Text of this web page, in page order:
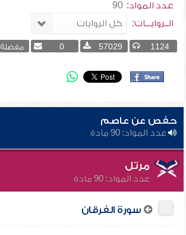
عدد المواد: 90
الــروايـــات:
1124
57029
0 مفضلة
حفص عن عاصم
عدد المواد: 90 مادة
مرتل
عدد المواد: 90 مادة
سورة الفرقان